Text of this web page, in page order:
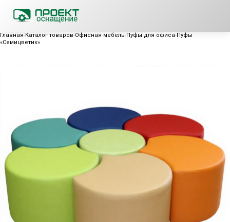
Главная Каталог товаров Офисная мебель Пуфы для офиса Пуфы
«Семицветик»